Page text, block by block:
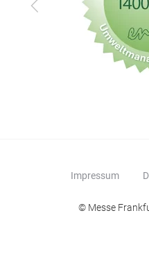
Zurück
Impressum
© Messe